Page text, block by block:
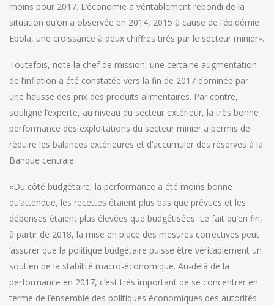
moins pour 2017. L’économie a véritablement rebondi de la
situation qu’on a observée en 2014, 2015 à cause de l’épidémie
Ebola, une croissance à deux chiffres tirés par le secteur minier».
Toutefois, note la chef de mission, une certaine augmentation
de l’inflation a été constatée vers la fin de 2017 dominée par
une hausse des prix des produits alimentaires. Par contre,
souligne l’experte, au niveau du secteur extérieur, la très bonne
performance des exploitations du secteur minier a permis de
réduire les balances extérieures et d’accumuler des réserves à la
Banque centrale.
«Du côté budgétaire, la performance a été moins bonne
qu’attendue, les recettes étaient plus bas que prévues et les
dépenses étaient plus élevées que budgétisées. Le fait qu’en fin,
à partir de 2018, la mise en place des mesures correctives peut
’assurer que la politique budgétaire puisse être véritablement un
soutien de la stabilité macro-économique. Au-delà de la
performance en 2017, c’est très important de se concentrer en
terme de l’ensemble des politiques économiques des autorités